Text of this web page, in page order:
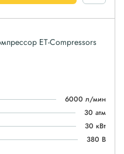
ET-Compressors
6000 л/мин
30 атм
30 кВт
380 В